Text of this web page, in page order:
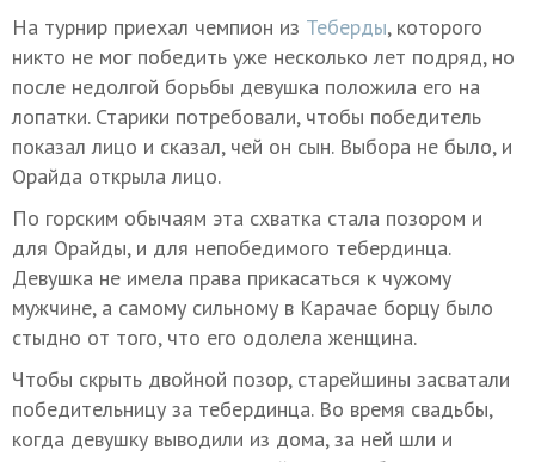
На турнир приехал чемпион из Теберды, которого
никто не мог победить уже несколько лет подряд, но
после недолгой борьбы девушка положила его на
лопатки. Старики потребовали, чтобы победитель
показал лицо и сказал, чей он сын. Выбора не было, и
Орайда открыла лицо.
По горским обычаям эта схватка стала позором и
для Орайды, и для непобедимого тебердинца.
Девушка не имела права прикасаться к чужому
мужчине, а самому сильному в Карачае борцу было
стыдно от того, что его одолела женщина.
Чтобы скрыть двойной позор, старейшины засватали
победительницу за тебердинца. Во время свадьбы,
когда девушку выводили из дома, за ней шли и